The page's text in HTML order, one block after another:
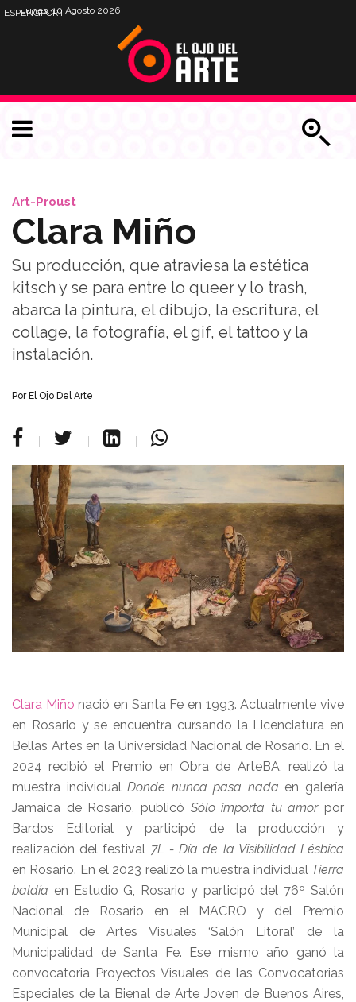
Lunes, 10 Agosto 2026
ESPENGPORT
Art-Proust
Clara Miño
Su producción, que atraviesa la estética
kitsch y se para entre lo queer y lo trash,
abarca la pintura, el dibujo, la escritura, el
collage, la fotografía, el gif, el tattoo y la
instalación.
Por El Ojo Del Arte
Clara Miño nació en Santa Fe en 1993. Actualmente vive
en Rosario y se encuentra cursando la Licenciatura en
Bellas Artes en la Universidad Nacional de Rosario. En el
2024 recibió el Premio en Obra de ArteBA, realizó la
muestra individualDonde nunca pasa nada en galería
Jamaica de Rosario, publicó Sólo importa tu amorpor
Bardos Editorial y participó de la producción y
realización del festival 7L - Día de la Visibilidad Lésbica
en Rosario. En el 2023 realizó la muestra individualTierra
baldía en Estudio G, Rosario y participó del 76º Salón
Nacional de Rosario en el MACRO y del Premio
Municipal de Artes Visuales ‘Salón Litoral’ de la
Municipalidad de Santa Fe. Ese mismo año ganó la
convocatoria Proyectos Visuales de las Convocatorias
Especiales de la Bienal de Arte Joven de Buenos Aires,